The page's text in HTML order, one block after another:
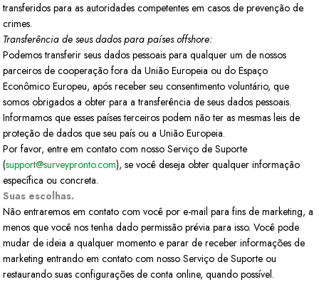
transferidos para as autoridades competentes em casos de prevenção de
crimes.
Transferência de seus dados para países offshore:
Podemos transferir seus dados pessoais para qualquer um de nossos
parceiros de cooperação fora da União Europeia ou do Espaço
Econômico Europeu, após receber seu consentimento voluntário, que
somos obrigados a obter para a transferência de seus dados pessoais.
Informamos que esses países terceiros podem não ter as mesmas leis de
proteção de dados que seu país ou a União Europeia.
Por favor, entre em contato com nosso Serviço de Suporte
(support@surveypronto.com), se você deseja obter qualquer informação
específica ou concreta.
Suas escolhas.
Não entraremos em contato com você por e-mail para fins de marketing, a
menos que você nos tenha dado permissão prévia para isso. Você pode
mudar de ideia a qualquer momento e parar de receber informações de
marketing entrando em contato com nosso Serviço de Suporte ou
restaurando suas configurações de conta online, quando possível.